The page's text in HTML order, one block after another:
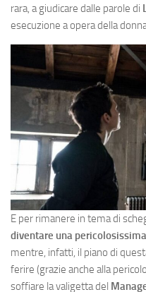
rara, a giudicare dalle parole di
esecuzione a opera della
E per rimanere in tema di
diventare una
mentre, infatti, il piano di
ferire (grazie anche alla
soffiare la valigetta del